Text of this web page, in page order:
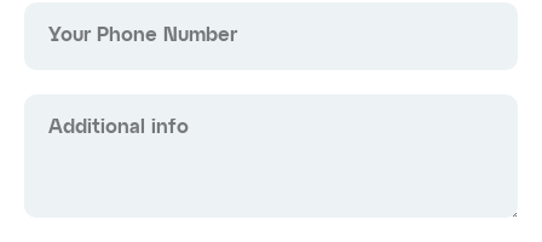
Your Phone Number
Additional info